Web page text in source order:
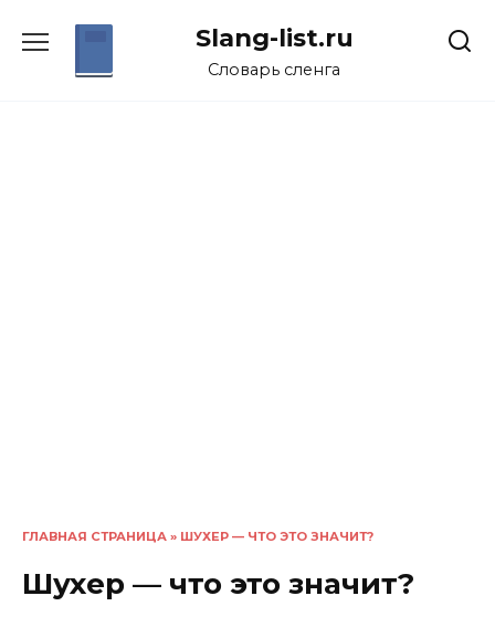
Slang-list.ru
Словарь сленга
ГЛАВНАЯ СТРАНИЦА » ШУХЕР — ЧТО ЭТО ЗНАЧИТ?
Шухер — что это значит?